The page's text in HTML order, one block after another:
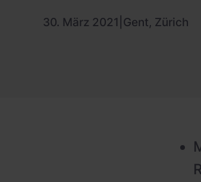
Gewerbespeicher
30. März 2021 Gent, Zürich